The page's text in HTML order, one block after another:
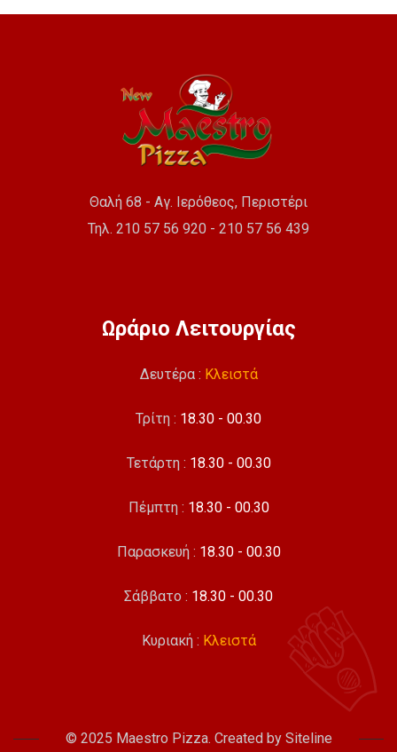
Θαλή 68 - Αγ. Ιερόθεος, Περιστέρι
Τηλ. 210 57 56 920 - 210 57 56 439
Ωράριο Λειτουργίας
Δευτέρα : Κλειστά
Τρίτη : 18.30 - 00.30
Τετάρτη : 18.30 - 00.30
Πέμπτη : 18.30 - 00.30
Παρασκευή : 18.30 - 00.30
Σάββατο : 18.30 - 00.30
Κυριακή : Κλειστά
© 2025 Maestro Pizza. Created by Siteline